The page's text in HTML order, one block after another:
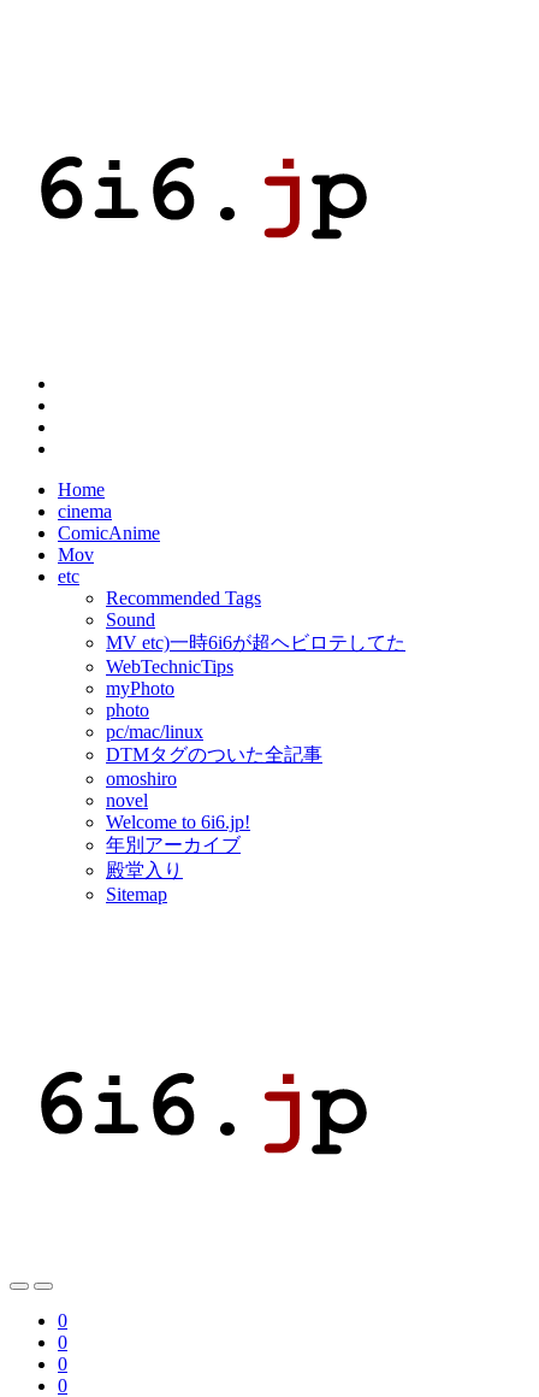
Home
cinema
ComicAnime
Mov
etc
Recommended Tags
Sound
MV etc)一時6i6が超ヘビロテしてた
WebTechnicTips
myPhoto
photo
pc/mac/linux
DTMタグのついた全記事
omoshiro
novel
Welcome to 6i6.jp!
年別アーカイブ
殿堂入り
Sitemap
0
0
0
0